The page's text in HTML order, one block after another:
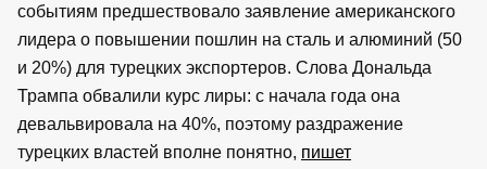
событиям предшествовало заявление американского
лидера о повышении пошлин на сталь и алюминий (50
и 20%) для турецких экспортеров. Слова Дональда
Трампа обвалили курс лиры: с начала года она
девальвировала на 40%, поэтому раздражение
турецких властей вполне понятно, пишет